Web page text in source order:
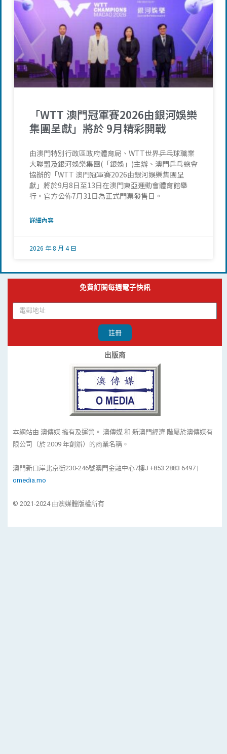
「WTT 澳門冠軍賽2026由銀河娛樂
集團呈獻」將於 9月精彩開戰
由澳門特別行政區政府體育局、WTT世界乒乓球職業
大聯盟及銀河娛樂集團(「銀娛」)主辦、澳門乒乓總會
協辦的「WTT 澳門冠軍賽2026由銀河娛樂集團呈
獻」將於9月8日至13日在澳門東亞運動會體育館舉
行。官方公佈7月31日為正式門票發售日。
詳細內容
2026 年 8 月 4 日
免費訂閱每週電子快訊
註冊
出版商
本網站由 澳傳媒 擁有及運營。 澳傳媒 和 新澳門經濟 階屬於澳傳媒有
限公司（於 2009 年創辦）的商業名稱。
澳門新口岸北京街230-246號澳門金融中心7樓J +853 2883 6497 |
omedia.mo
© 2021-2024 由澳媒體版權所有